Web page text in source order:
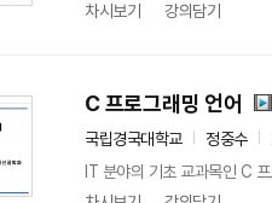
차시보기
강의담기
C 프로그래밍 언어
국립경국대학교 정중수
IT 분야의 기초 교과목인 C